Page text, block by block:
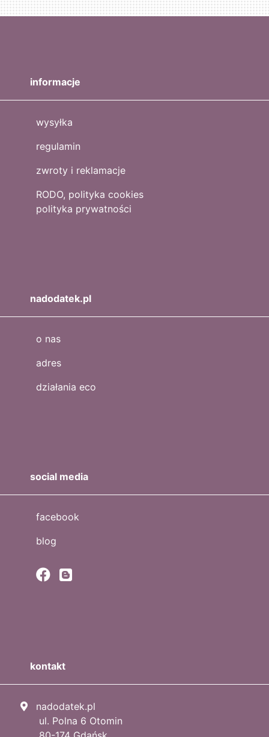
informacje
wysyłka
regulamin
zwroty i reklamacje
RODO, polityka cookies
polityka prywatności
nadodatek.pl
o nas
adres
działania eco
social media
facebook
blog
kontakt
nadodatek.pl
ul. Polna 6 Otomin